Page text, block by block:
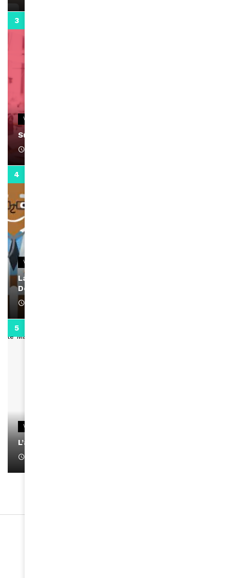
VIDEOS
Support Black Business Wee-kend
VIDEOS
La rubrique santé speciale coronavirus du
Docteur Makanda
VIDEOS
L’artiste Yoan s’exprime